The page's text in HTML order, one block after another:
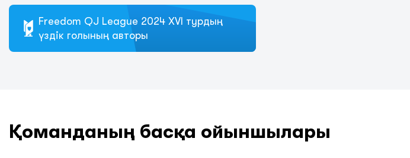
Freedom QJ League 2024 XVI турдың
үздік голының авторы
Қоманданың басқа ойыншылары